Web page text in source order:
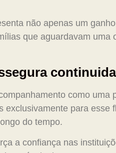
não apenas um
que aguardavam uma
como uma
para esse
do tempo.
a confiança nas